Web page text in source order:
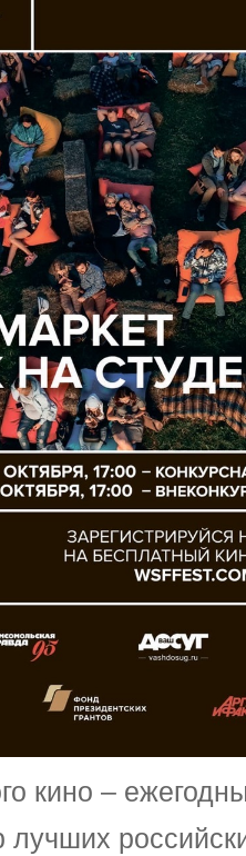
кино –
лучших